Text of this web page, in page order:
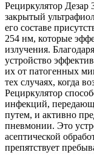
Рециркулятор Дезар
закрытый
его составе
254 нм, которые
излучения.
устройство
их от патогенных
тех случаях, когда
Рециркулятор
инфекций,
путем, и активно
пневмонии. Это
асептической
препятствует